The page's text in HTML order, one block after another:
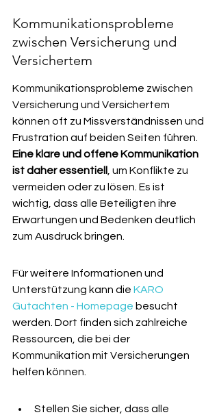
Kommunikationsprobleme
zwischen Versicherung und
Versichertem
Kommunikationsprobleme zwischen
Versicherung und Versichertem
können oft zu Missverständnissen und
Frustration auf beiden Seiten führen.
Eine klare und offene Kommunikation
ist daher essentiell
, um Konflikte zu
vermeiden oder zu lösen. Es ist
wichtig, dass alle Beteiligten ihre
Erwartungen und Bedenken deutlich
zum Ausdruck bringen.
Für weitere Informationen und
Unterstützung kann die KARO
Gutachten - Homepage besucht
werden. Dort finden sich zahlreiche
Ressourcen, die bei der
Kommunikation mit Versicherungen
helfen können.
Stellen Sie sicher, dass alle